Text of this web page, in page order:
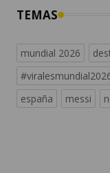
TEMAS
mundial 2026
españa
messi